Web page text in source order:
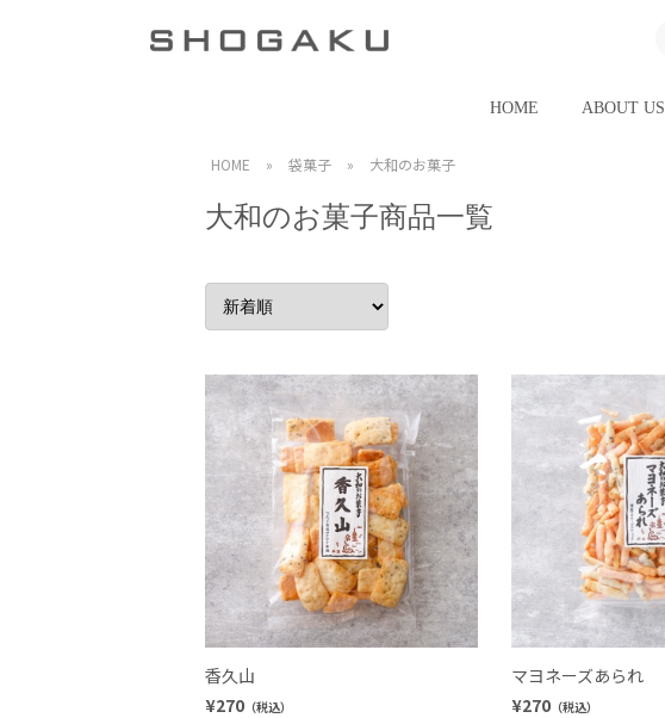
HOME ABOUT US
HOME » 袋菓子 » 大和のお菓子
大和のお菓子商品一覧
香久山
¥270 （税込）
マヨネーズあられ
¥270 （税込）